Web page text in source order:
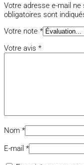
Votre adresse e-mail ne
obligatoires sont
Votre note *
Votre avis *
Nom *
E-mail *